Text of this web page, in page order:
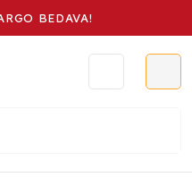
BEDAVA!